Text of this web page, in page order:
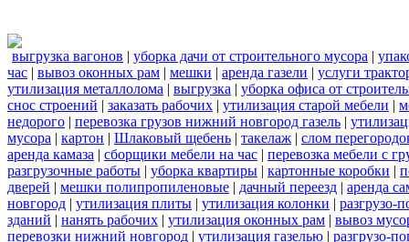
выгрузка вагонов | уборка дачи от строительного мусора |
час | вывоз оконных рам | мешки | аренда газели | услуги
утилизация металлолома | выгрузка | уборка офиса от
снос строений | заказать рабочих | утилизация старой мебели |
недорого | перевозка грузов нижний новгород газель |
мусора | картон | Шлаковый щебень | такелаж | слом
аренда камаза | сборщики мебели на час | перевозка мебели с
разгрузочные работы | уборка квартиры | картонные коробки |
дверей | мешки полипропиленовые | дачный переезд | аренда
новгород | утилизация плиты | утилизация колонки | разгрузо-
зданий | нанять рабочих | утилизация оконных рам | вывоз
перевозки нижний новгород | утилизация газелью | разгрузо-